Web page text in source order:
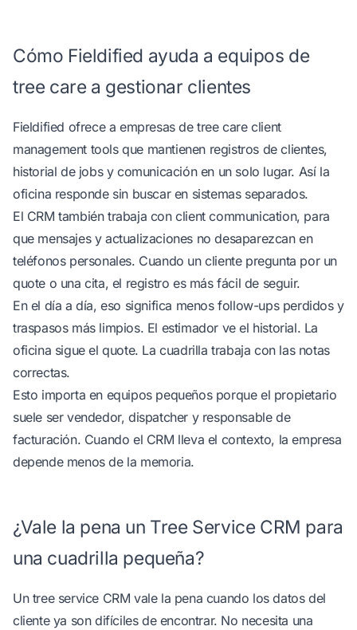
Cómo Fieldified ayuda a equipos de
tree care a gestionar clientes
Fieldified ofrece a empresas de tree careclient
management toolsque mantienen registros de clientes,
historial de jobs y comunicación en un solo lugar. Así la
oficina responde sin buscar en sistemas separados.
El CRM también trabaja conclient communication, para
que mensajes y actualizaciones no desaparezcan en
teléfonos personales. Cuando un cliente pregunta por un
quote o una cita, el registro es más fácil de seguir.
En el día a día, eso significa menos follow-ups perdidos y
traspasos más limpios. El estimador ve el historial. La
oficina sigue el quote. La cuadrilla trabaja con las notas
correctas.
Esto importa en equipos pequeños porque el propietario
suele ser vendedor, dispatcher y responsable de
facturación. Cuando el CRM lleva el contexto, la empresa
depende menos de la memoria.
¿Vale la pena un Tree Service CRM para
una cuadrilla pequeña?
Un tree service CRM vale la pena cuando los datos del
cliente ya son difíciles de encontrar. No necesita una